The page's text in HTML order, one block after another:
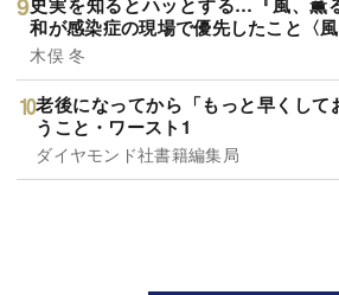
和が感染症の現場で優先したこと〈風
木俣 冬
老後になってから「もっと早くして
うこと・ワースト1
ダイヤモンド社書籍編集局